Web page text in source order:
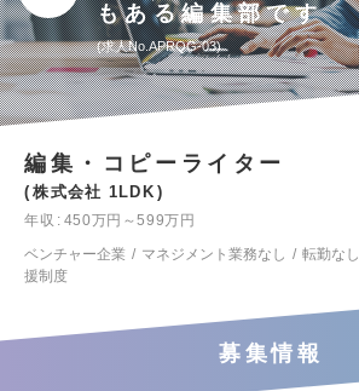
もある編集部です
求人No.APRQG-03
編集・コピーライター
株式会社 1LDK
年収
450万円～599万円
ベンチャー企業
マネジメント業務なし 転勤なし
援制度
募集情報